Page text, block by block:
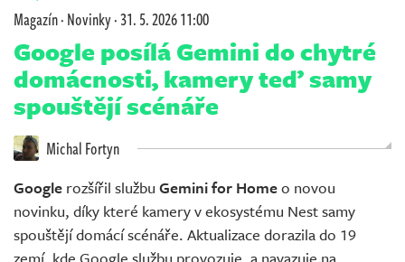
Magazín·Novinky·31. 5. 2026 11:00
Google posílá Gemini do chytré
domácnosti, kamery teď samy
spouštějí scénáře
Michal Fortyn
Google rozšířil službu Gemini for Homeo novou
novinku, díky které kamery v ekosystému Nest samy
spouštějí domácí scénáře. Aktualizace dorazila do 19